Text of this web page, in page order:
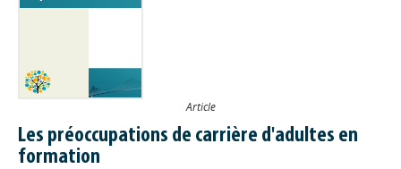
Article
Les préoccupations de carrière d'adultes en
formation